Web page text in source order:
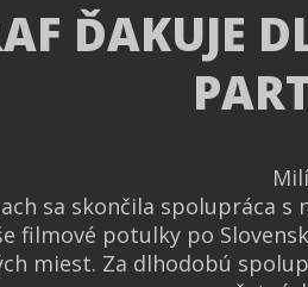
ĎAKUJE
sa skončila spolupráca
filmové potulky po
miest. Za dlhodobú